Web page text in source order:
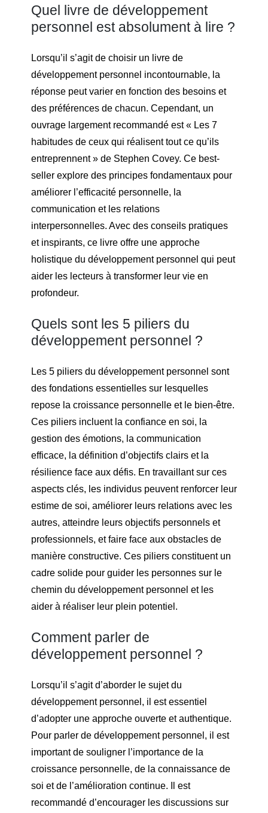
Quel livre de développement
personnel est absolument à lire ?
Lorsqu’il s’agit de choisir un livre de
développement personnel incontournable, la
réponse peut varier en fonction des besoins et
des préférences de chacun. Cependant, un
ouvrage largement recommandé est « Les 7
habitudes de ceux qui réalisent tout ce qu’ils
entreprennent » de Stephen Covey. Ce best-
seller explore des principes fondamentaux pour
améliorer l’efficacité personnelle, la
communication et les relations
interpersonnelles. Avec des conseils pratiques
et inspirants, ce livre offre une approche
holistique du développement personnel qui peut
aider les lecteurs à transformer leur vie en
profondeur.
Quels sont les 5 piliers du
développement personnel ?
Les 5 piliers du développement personnel sont
des fondations essentielles sur lesquelles
repose la croissance personnelle et le bien-être.
Ces piliers incluent la confiance en soi, la
gestion des émotions, la communication
efficace, la définition d’objectifs clairs et la
résilience face aux défis. En travaillant sur ces
aspects clés, les individus peuvent renforcer leur
estime de soi, améliorer leurs relations avec les
autres, atteindre leurs objectifs personnels et
professionnels, et faire face aux obstacles de
manière constructive. Ces piliers constituent un
cadre solide pour guider les personnes sur le
chemin du développement personnel et les
aider à réaliser leur plein potentiel.
Comment parler de
développement personnel ?
Lorsqu’il s’agit d’aborder le sujet du
développement personnel, il est essentiel
d’adopter une approche ouverte et authentique.
Pour parler de développement personnel, il est
important de souligner l’importance de la
croissance personnelle, de la connaissance de
soi et de l’amélioration continue. Il est
recommandé d’encourager les discussions sur